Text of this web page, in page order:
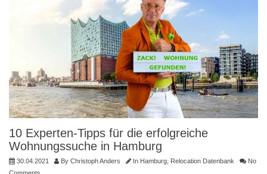
10 Experten-Tipps für die erfolgreiche
Wohnungssuche in Hamburg
30.04.2021 By Christoph Anders In Hamburg Relocation Datenbank
No